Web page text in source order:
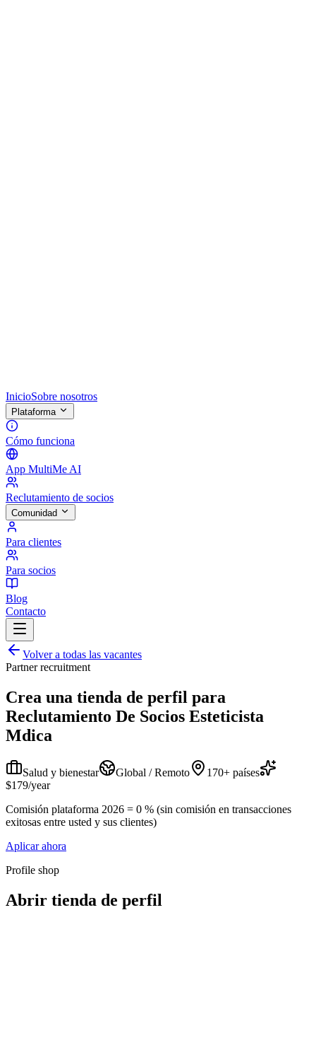
InicioSobre nosotros
Plataforma
Cómo funciona
App MultiMe AI
Reclutamiento de socios
Comunidad
Para clientes
Para socios
Blog
Contacto
Volver a todas las vacantes
Partner recruitment
Crea una tienda de perfil para
Reclutamiento De Socios Esteticista
Mdica
Salud y bienestar Global / Remoto
170+ países
$179/year
Comisión plataforma 2026 = 0 % (sin comisión en transacciones
exitosas entre usted y sus clientes)
Aplicar ahora
Profile shop
Abrir tienda de perfil